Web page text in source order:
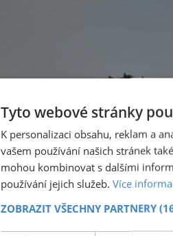
Tyto webové stránky
K personalizaci obsahu, reklam a
vašem používání našich stránek
mohou kombinovat s dalšími
používání jejich služeb. Více
ZOBRAZIT VŠECHNY PARTNERY